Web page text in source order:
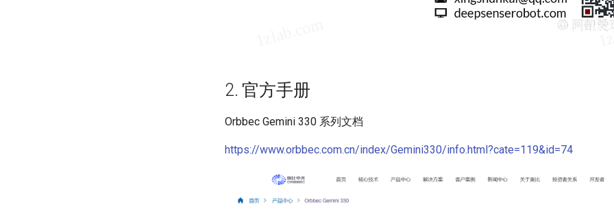
2. 官方手册
Orbbec Gemini 330 系列文档
https://www.orbbec.com.cn/index/Gemini330/info.html?cate=119&id=74